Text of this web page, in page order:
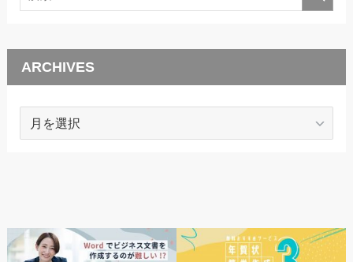
ARCHIVES
ARCHIVES